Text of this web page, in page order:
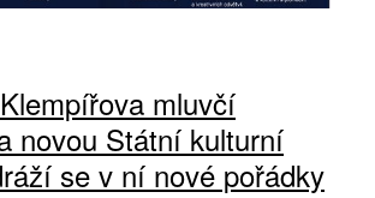
mluvčí
novou Státní kulturní
se v ní nové pořádky